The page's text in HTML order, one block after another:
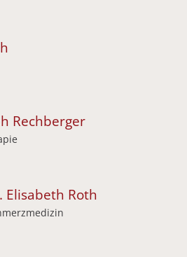
Rechberger
Elisabeth Roth